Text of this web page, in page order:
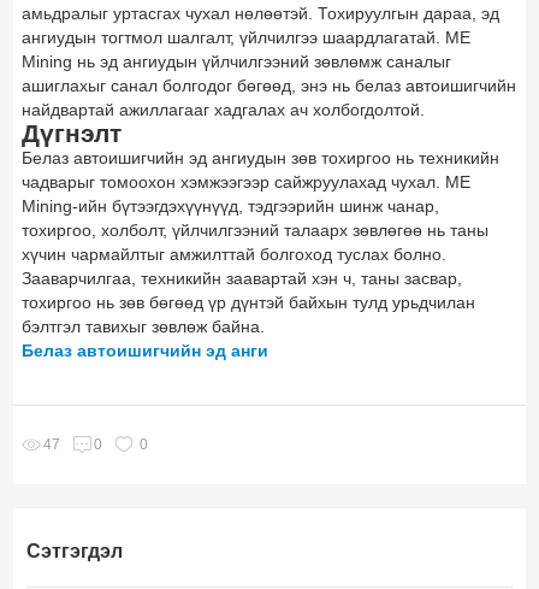
амьдралыг уртасгах чухал нөлөөтэй. Тохируулгын дараа, эд
ангиудын тогтмол шалгалт, үйлчилгээ шаардлагатай. ME
Mining нь эд ангиудын үйлчилгээний зөвлөмж саналыг
ашиглахыг санал болгодог бөгөөд, энэ нь белаз автоишигчийн
найдвартай ажиллагааг хадгалах ач холбогдолтой.
Дүгнэлт
Белаз автоишигчийн эд ангиудын зөв тохиргоо нь техникийн
чадварыг томоохон хэмжээгээр сайжруулахад чухал. ME
Mining-ийн бүтээгдэхүүнүүд, тэдгээрийн шинж чанар,
тохиргоо, холболт, үйлчилгээний талаарх зөвлөгөө нь таны
хүчин чармайлтыг амжилттай болгоход туслах болно.
Зааварчилгаа, техникийн заавартай хэн ч, таны засвар,
тохиргоо нь зөв бөгөөд үр дүнтэй байхын тулд урьдчилан
бэлтгэл тавихыг зөвлөж байна.
Белаз автоишигчийн эд анги
47 0 0
Сэтгэгдэл